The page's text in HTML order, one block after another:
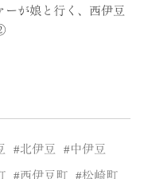
ーが娘と行く、西伊豆
北伊豆 中伊豆
西伊豆町 松崎町